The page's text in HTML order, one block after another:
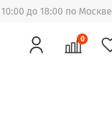
до 18:00 по Москве
0